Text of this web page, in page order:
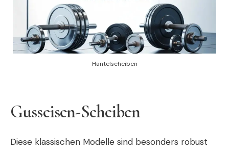
Hantelscheiben
Gusseisen-Scheiben
Diese klassischen Modelle sind besonders robust